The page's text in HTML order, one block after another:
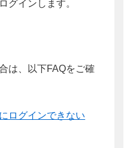
グインします。
は、以下FAQをご確
ログインできない